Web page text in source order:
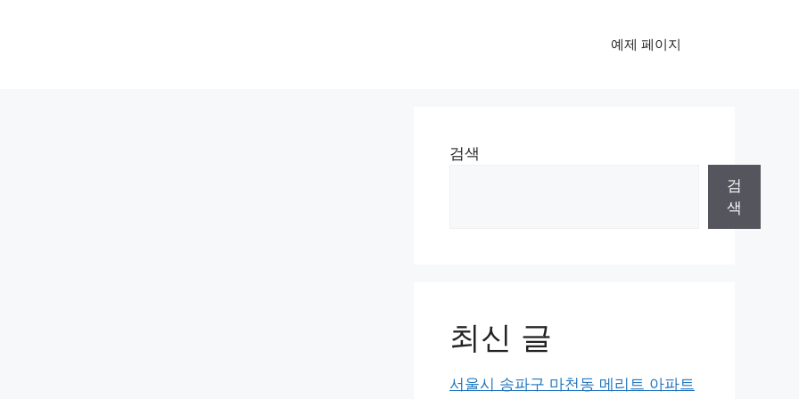
예제 페이지
검색
검
색
최신 글
서울시 송파구 마천동 메리트 아파트